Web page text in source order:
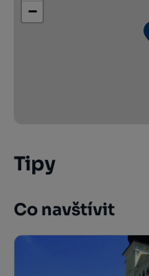
−
Tipy
Co navštívit